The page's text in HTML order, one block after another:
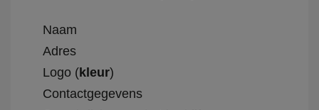
Naam
Adres
Logo (kleur)
Contactgegevens